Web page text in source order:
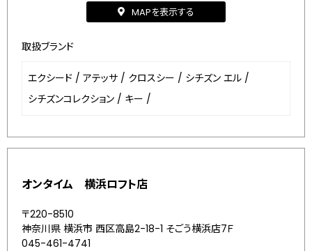
MAPを表示する
取扱ブランド
エクシード / アテッサ / クロスシー / シチズン エル /
シチズンコレクション / キー /
オンタイム 横浜ロフト店
〒220-8510
神奈川県 横浜市 西区高島2-18-1 そごう横浜店7Ｆ
045-461-4741